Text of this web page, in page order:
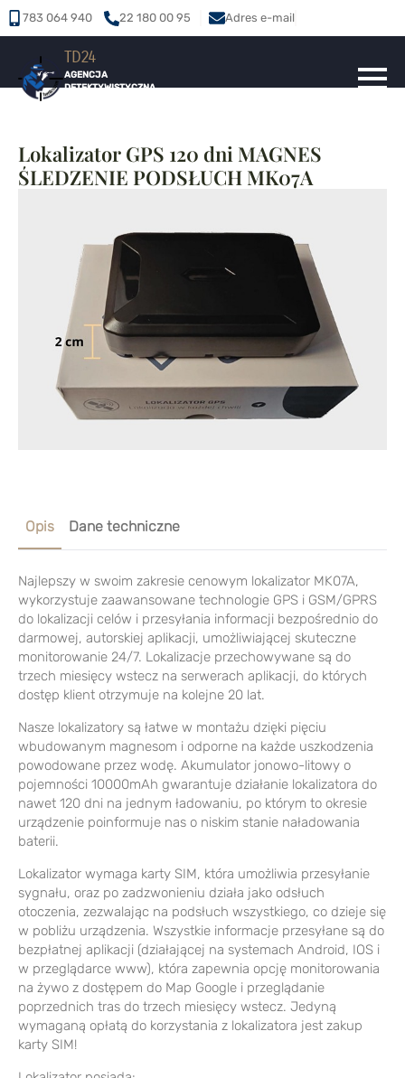
783 064 940 22 180 00 95 Adres e-mail
TD24
AGENCJA
DETEKTYWISTYCZNA
Lokalizator GPS 120 dni MAGNES
ŚLEDZENIE PODSŁUCH MK07A
Opis Dane techniczne
Najlepszy w swoim zakresie cenowym lokalizator MK07A,
wykorzystuje zaawansowane technologie GPS i GSM/GPRS
do lokalizacji celów i przesyłania informacji bezpośrednio do
darmowej, autorskiej aplikacji, umożliwiającej skuteczne
monitorowanie 24/7. Lokalizacje przechowywane są do
trzech miesięcy wstecz na serwerach aplikacji, do których
dostęp klient otrzymuje na kolejne 20 lat.
Nasze lokalizatory są łatwe w montażu dzięki pięciu
wbudowanym magnesom i odporne na każde uszkodzenia
powodowane przez wodę. Akumulator jonowo-litowy o
pojemności 10000mAh gwarantuje działanie lokalizatora do
nawet 120 dni na jednym ładowaniu, po którym to okresie
urządzenie poinformuje nas o niskim stanie naładowania
baterii.
Lokalizator wymaga karty SIM, która umożliwia przesyłanie
sygnału, oraz po zadzwonieniu działa jako odsłuch
otoczenia, zezwalając na podsłuch wszystkiego, co dzieje się
w pobliżu urządzenia. Wszystkie informacje przesyłane są do
bezpłatnej aplikacji (działającej na systemach Android, IOS i
w przeglądarce www), która zapewnia opcję monitorowania
na żywo z dostępem do Map Google i przeglądanie
poprzednich tras do trzech miesięcy wstecz. Jedyną
wymaganą opłatą do korzystania z lokalizatora jest zakup
karty SIM!